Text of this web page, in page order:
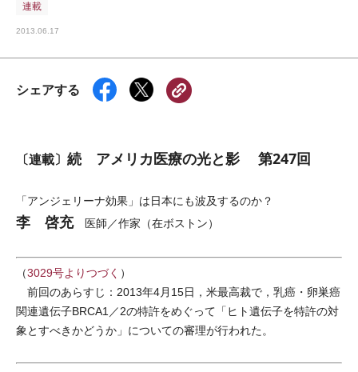
連載
2013.06.17
シェアする
〔連載〕 続 アメリカ医療の光と影 第247回
「アンジェリーナ効果」は日本にも波及するのか？
李 啓充医師／作家（在ボストン）
（3029号よりつづく ）
前回のあらすじ：2013年4月15日，米最高裁で，乳癌・卵巣癌
関連遺伝子BRCA1／2の特許をめぐって「ヒト遺伝子を特許の対
象とすべきかどうか」についての審理が行われた。